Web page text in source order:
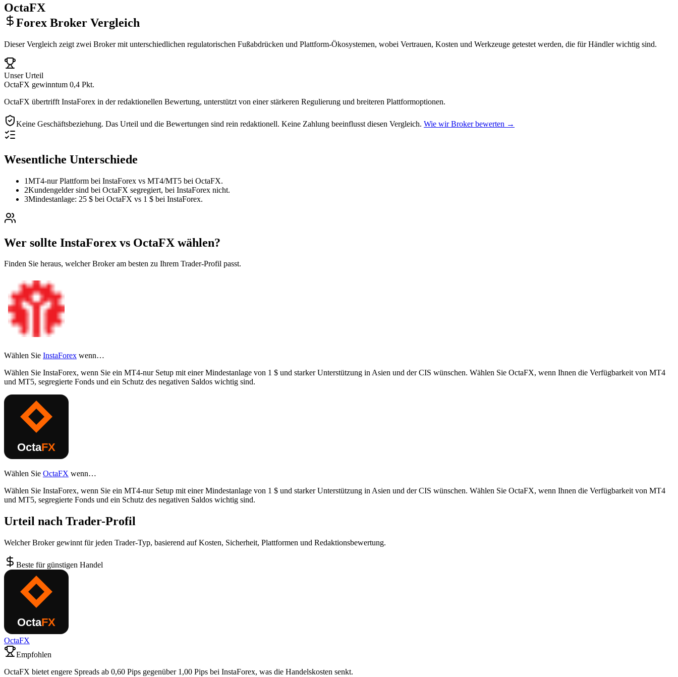
OctaFX
Forex Broker Vergleich
Dieser Vergleich zeigt zwei Broker mit unterschiedlichen regulatorischen Fußabdrücken und Plattform-Ökosystemen, wobei Vertrauen, Kosten und Werkzeuge getestet werden, die für Händler wichtig sind.
Unser Urteil
OctaFX gewinntum 0,4 Pkt.
OctaFX übertrifft InstaForex in der redaktionellen Bewertung, unterstützt von einer stärkeren Regulierung und breiteren Plattformoptionen.
Keine Geschäftsbeziehung. Das Urteil und die Bewertungen sind rein redaktionell. Keine Zahlung beeinflusst diesen Vergleich. Wie wir Broker bewerten →
Wesentliche Unterschiede
1MT4-nur Plattform bei InstaForex vs MT4/MT5 bei OctaFX.
2Kundengelder sind bei OctaFX segregiert, bei InstaForex nicht.
3Mindestanlage: 25 $ bei OctaFX vs 1 $ bei InstaForex.
Wer sollte InstaForex vs OctaFX wählen?
Finden Sie heraus, welcher Broker am besten zu Ihrem Trader-Profil passt.
Wählen Sie InstaForex wenn…
Wählen Sie InstaForex, wenn Sie ein MT4-nur Setup mit einer Mindestanlage von 1 $ und starker Unterstützung in Asien und der CIS wünschen. Wählen Sie OctaFX, wenn Ihnen die Verfügbarkeit von MT4
und MT5, segregierte Fonds und ein Schutz des negativen Saldos wichtig sind.
Wählen Sie OctaFX wenn…
Wählen Sie InstaForex, wenn Sie ein MT4-nur Setup mit einer Mindestanlage von 1 $ und starker Unterstützung in Asien und der CIS wünschen. Wählen Sie OctaFX, wenn Ihnen die Verfügbarkeit von MT4
und MT5, segregierte Fonds und ein Schutz des negativen Saldos wichtig sind.
Urteil nach Trader-Profil
Welcher Broker gewinnt für jeden Trader-Typ, basierend auf Kosten, Sicherheit, Plattformen und Redaktionsbewertung.
Beste für günstigen Handel
OctaFX
Empfohlen
OctaFX bietet engere Spreads ab 0,60 Pips gegenüber 1,00 Pips bei InstaForex, was die Handelskosten senkt.